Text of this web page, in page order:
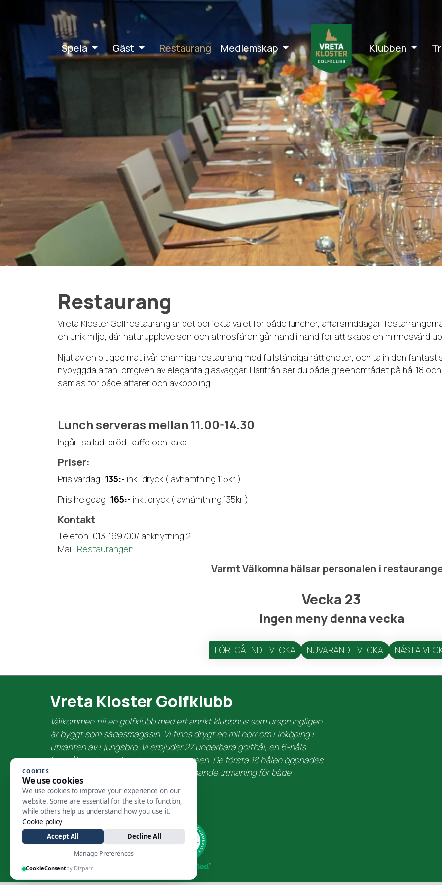
Spela Gäst Restaurang Medlemskap Klubben
Restaurang
Vreta Kloster Golfrestaurang är det perfekta valet för både luncher, affärsmiddagar,
en unik miljö, där naturupplevelsen och atmosfären går hand i hand för att skapa en minnesvärd
Njut av en bit god mat i vår charmiga restaurang med fullständiga rättigheter, och ta in den
nybyggda altan, omgiven av eleganta glasväggar. Härifrån ser du både greenområdet på hål 18
samlas för både affärer och avkoppling.
Lunch serveras mellan 11.00-14.30
Ingår: sallad, bröd, kaffe och kaka
Priser:
Pris vardag: 135:- inkl. dryck ( avhämtning 115kr )
Pris helgdag: 165:- inkl. dryck ( avhämtning 135kr )
Kontakt
Telefon: 013-169700/ anknytning 2
Mail: Restaurangen
Varmt Välkomna hälsar personalen i
Vecka 23
Ingen meny denna vecka
FÖREGÅENDE VECKA NUVARANDE VECKA NÄSTA
Vreta Kloster Golfklubb
Välkommen till en golfklubb med ett anrikt klubbhus som ursprungligen
är byggt som sädesmagasin. Vi finns drygt en mil norr om Linköping i
utkanten av Ljungsbro. Vi erbjuder 27 underbara golfhål, en 6-håls
korthålsbana samt putt/chippningsgreen. De första 18 hålen öppnades
1990 och är par 72. Banan är en spännande utmaning för både
medelgolfaren och låghandicapparen.
COOKIES
We use cookies
We use cookies to improve your experience on our
website. Some are essential for the site to function,
while others help us understand how you use it.
Cookie policy
Accept All
Decline All
Manage Preferences
CookieConsentby Dizparc